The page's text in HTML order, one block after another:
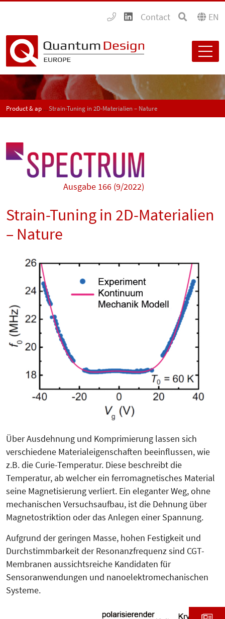
Contact EN
Product & application news - SPECTRUMStrain-Tuning in 2D-Materialien – Nature
Ausgabe 166 (9/2022)
Strain-Tuning in 2D-Materialien
– Nature
Über Ausdehnung und Komprimierung lassen sich
verschiedene Materialeigenschaften beeinflussen, wie
z.B. die Curie-Temperatur. Diese beschreibt die
Temperatur, ab welcher ein ferromagnetisches Material
seine Magnetisierung verliert. Ein eleganter Weg, ohne
mechanischen Versuchsaufbau, ist die Dehnung über
Magnetostriktion oder das Anlegen einer Spannung.
Aufgrund der geringen Masse, hohen Festigkeit und
Durchstimmbarkeit der Resonanzfrequenz sind CGT-
Membranen aussichtsreiche Kandidaten für
Sensoranwendungen und nanoelektromechanischen
Systeme.